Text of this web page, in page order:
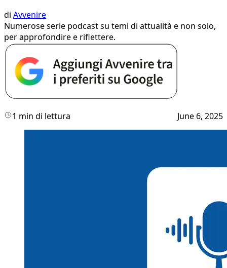
di Avvenire
Numerose serie podcast su temi di attualità e non solo,
per approfondire e riflettere.
1 min di lettura June 6, 2025